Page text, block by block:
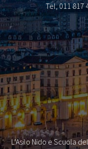
Tel, 011 817
L’Asilo Nido e Scuola